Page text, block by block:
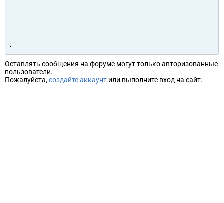
Оставлять сообщения на форуме могут только авторизованные
пользователи.
Пожалуйста, создайте аккаунт или выполните вход на сайт.